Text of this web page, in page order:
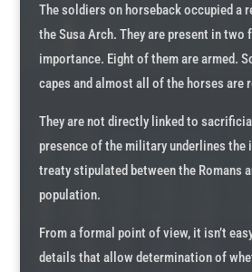
The soldiers on horseback occupied a
the Susa Arch. They are present in
importance. Eight of them are armed.
capes and almost all of the horses are
They are not directly linked to
presence of the military underlines the
treaty stipulated between the Romans
population.
From a formal point of view, it isn’t
details that allow determination of